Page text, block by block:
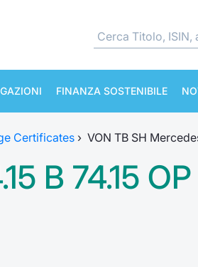
FINANZA SOSTENIBILE
Certificates › VON TB SH
B 74.15